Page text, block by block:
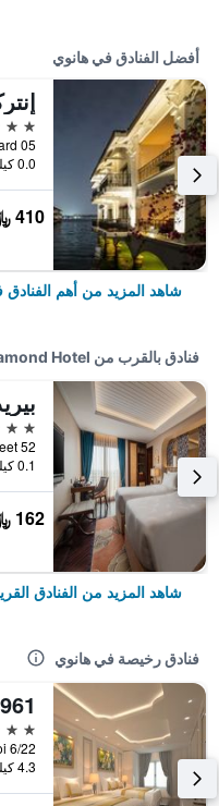
أفضل الفنادق في هانوي
5 نجوم
0.0 كيلومتر عن وسط المدينة
410 ﷼
شاهد المزيد من أهم
فنادق بالقرب من Serenity Diamond Hotel
4 نجوم
52 Bat Su Street, هانوي, فيتنام
0.1 كيلومتر عن وسط المدينة
162 ﷼
شاهد المزيد من الفنادق
فنادق رخيصة في هانوي
3 نجوم
4.3 كيلومتر عن وسط المدينة